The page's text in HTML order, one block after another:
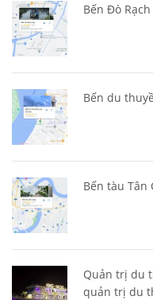
Bến Đò Rạch
Bến du
Bến tàu Tân
Quản trị du
quản trị du